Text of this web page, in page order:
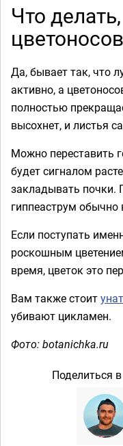
Что
цветоносов
Да, бывает так, что
активно, а
полностью
высохнет, и листья
Можно переставить
будет сигналом
закладывать почки.
гиппеаструм обычно
Если поступать
роскошным
время, цветок это
Вам также стоит
убивают цикламен.
Фото: botanichka.ru
Поделиться